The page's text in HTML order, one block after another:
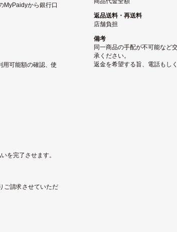
MyPaidyから銀行口
可能額の確認、使
を完了させます。
ご請求させていただ
返品送料・再送料
店舗負担
備考
同一商品の手配が不可能など
承ください。
返金を希望する旨、電話もし